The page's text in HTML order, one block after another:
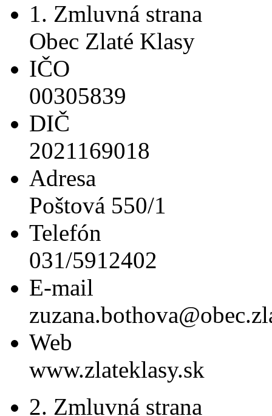
1. Zmluvná strana
Obec Zlaté Klasy
IČO
00305839
DIČ
2021169018
Adresa
Poštová 550/1
Telefón
031/5912402
E-mail
Web
www.zlateklasy.sk
2. Zmluvná strana